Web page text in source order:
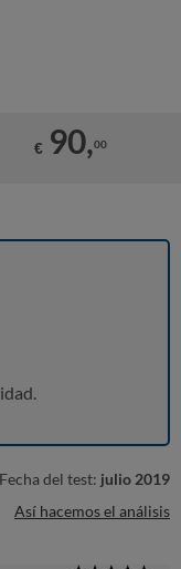
€ 90,00
Fecha del test: julio 2019
Así hacemos el análisis